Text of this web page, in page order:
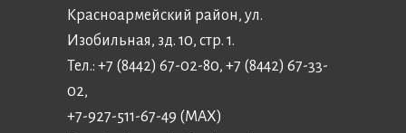
Красноармейский район, ул.
Изобильная, зд. 10, стр. 1.
Тел.: +7 (8442) 67-02-80, +7 (8442) 67-33-
02,
+7-927-511-67-49 (MAX)